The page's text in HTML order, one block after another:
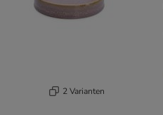
2 Varianten